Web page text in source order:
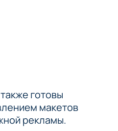
готовы
макетов
рекламы.